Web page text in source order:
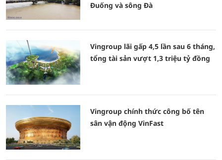
Đuống và sông Đà
Vingroup lãi gấp 4,5 lần sau 6 tháng,
tổng tài sản vượt 1,3 triệu tỷ đồng
Vingroup chính thức công bố tên
sân vận động VinFast